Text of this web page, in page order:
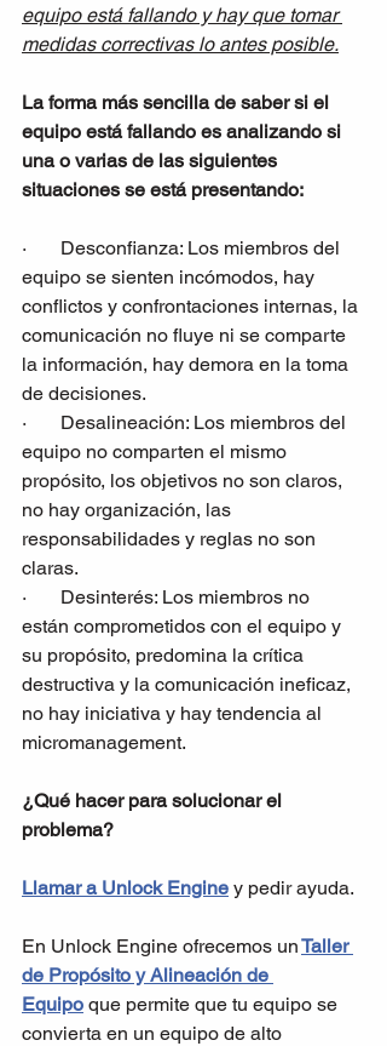
equipo está fallando y hay que tomar
medidas correctivas lo antes posible.
La forma más sencilla de saber si el
equipo está fallando es analizando si
una o varias de las siguientes
situaciones se está presentando:
·       Desconfianza: Los miembros del
equipo se sienten incómodos, hay
conflictos y confrontaciones internas, la
comunicación no fluye ni se comparte
la información, hay demora en la toma
de decisiones.
·       Desalineación: Los miembros del
equipo no comparten el mismo
propósito, los objetivos no son claros,
no hay organización, las
responsabilidades y reglas no son
claras.
·       Desinterés: Los miembros no
están comprometidos con el equipo y
su propósito, predomina la crítica
destructiva y la comunicación ineficaz,
no hay iniciativa y hay tendencia al
micromanagement.
¿Qué hacer para solucionar el
problema?
Llamar a Unlock Engine y pedir ayuda.
En Unlock Engine ofrecemos unTaller
de Propósito y Alineación de
Equipo que permite que tu equipo se
convierta en un equipo de alto